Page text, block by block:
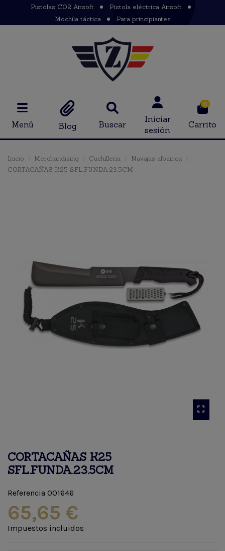
Pistolas CO2 Airsoft
Pistola eléctrica Airsoft
Mochila táctica
Para principiantes
Menú Blog Buscar
Iniciar
sesión
0
Carrito
Inicio Merchandising Cuchilleria
Navajas albainox
CORTACAÑAS K25 SFL.FUNDA.23.5CM
CORTACAÑAS K25
SFL.FUNDA.23.5CM
Referencia 001646
65,65 €
Impuestos incluidos